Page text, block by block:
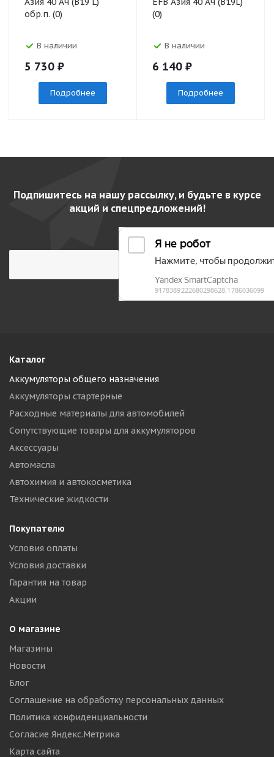
обр.п. (0)
В наличии
5 730 ₽
Подробнее
(0)
В наличии
6 140 ₽
Подробнее
Подпишитесь на нашу рассылку, и будьте в курсе
акций и спецпредложений!
Каталог
Аккумуляторы общего назначения
Аккумуляторы стартерные
Расходные материалы для автомобилей
Сопутствующие товары для аккумуляторов
Аксессуары
Автомасла
Автохимия и автокосметика
Технические жидкости
Покупателю
Условия оплаты
Условия доставки
Гарантия на товар
Акции
О магазине
Магазины
Новости
Блог
Соглашение на обработку персональных данных
Политика конфиденциальности
Согласие Яндекс.Метрика
Карта сайта